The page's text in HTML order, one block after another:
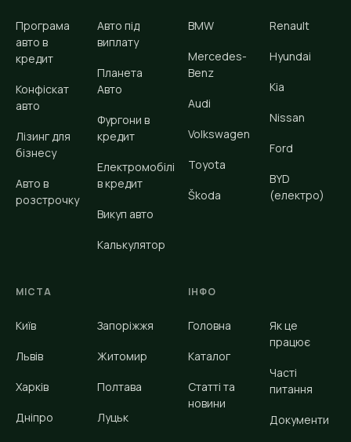
Програма
авто в
кредит
Конфіскат
авто
Лізинг для
бізнесу
Авто в
розстрочку
Авто під
виплату
Планета
Авто
Фургони в
кредит
Електромобілі
в кредит
Викуп авто
Калькулятор
BMW
Mercedes-
Benz
Audi
Volkswagen
Toyota
Škoda
Renault
Hyundai
Kia
Nissan
Ford
BYD
(електро)
МІСТА
Київ
Львів
Харків
Дніпро
Запоріжжя
Житомир
Полтава
Луцьк
ІНФО
Головна
Каталог
Статті та
новини
Як це
працює
Часті
питання
Документи